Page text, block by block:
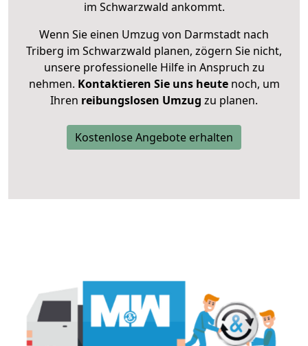
im Schwarzwald ankommt.
Wenn Sie einen Umzug von Darmstadt nach
Triberg im Schwarzwald planen, zögern Sie nicht,
unsere professionelle Hilfe in Anspruch zu
nehmen. Kontaktieren Sie uns heutenoch, um
Ihren reibungslosen Umzug zu planen.
Kostenlose Angebote erhalten